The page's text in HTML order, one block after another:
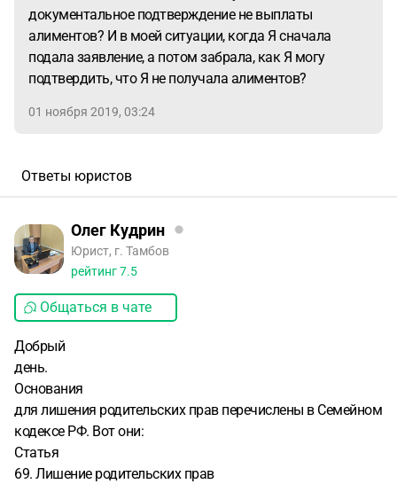
документальное подтверждение не выплаты
алиментов? И в моей ситуации, когда Я сначала
подала заявление, а потом забрала, как Я могу
подтвердить, что Я не получала алиментов?
01 ноября 2019, 03:24
Ответы юристов
Олег Кудрин
Юрист, г. Тамбов
рейтинг7.5
Общаться в чате
Добрый
день.
Основания
для лишения родительских прав перечислены в Семейном
кодексе РФ. Вот они:
Статья
69. Лишение родительских прав